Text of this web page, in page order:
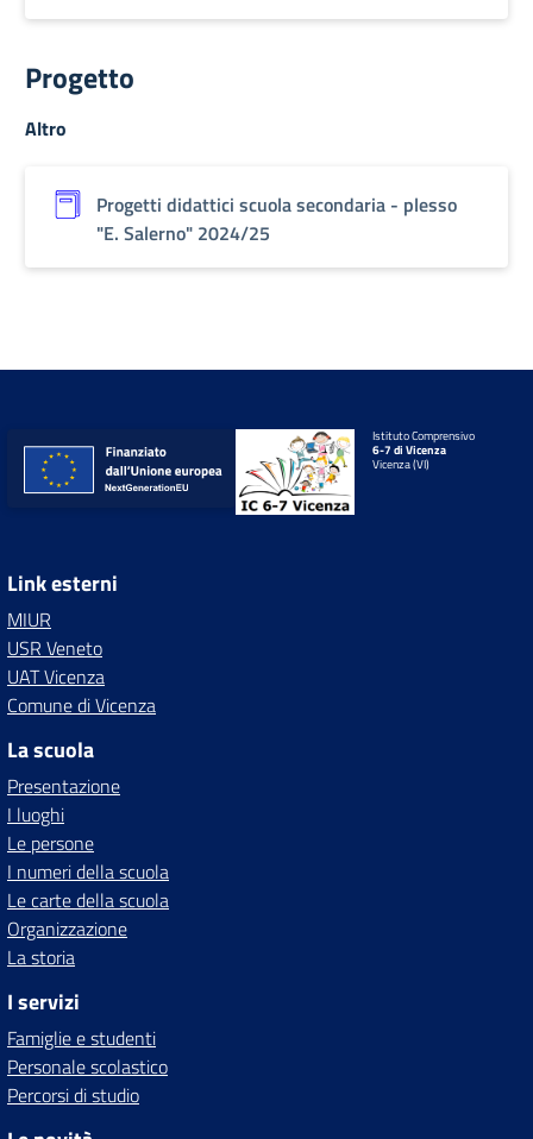
Progetto
Altro
Progetti didattici scuola secondaria - plesso
"E. Salerno" 2024/25
Istituto Comprensivo
6-7 di Vicenza
Vicenza (VI)
Link esterni
MIUR
USR Veneto
UAT Vicenza
Comune di Vicenza
La scuola
Presentazione
I luoghi
Le persone
I numeri della scuola
Le carte della scuola
Organizzazione
La storia
I servizi
Famiglie e studenti
Personale scolastico
Percorsi di studio